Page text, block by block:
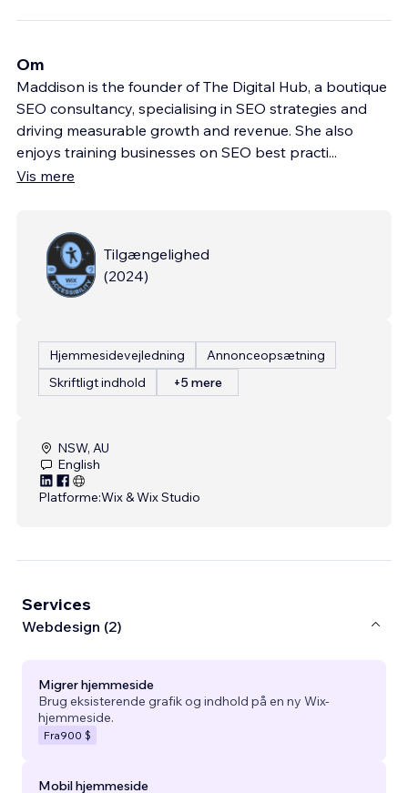
Om
Maddison is the founder of The Digital Hub, a boutique
SEO consultancy, specialising in SEO strategies and
driving measurable growth and revenue. She also
enjoys training businesses on SEO best practi...
Vis mere
Tilgængelighed
(2024)
Hjemmesidevejledning
Annonceopsætning
Skriftligt indhold
+5 mere
NSW, AU
English
Platforme:Wix & Wix Studio
Services
Webdesign (2)
Migrer hjemmeside
Brug eksisterende grafik og indhold på en ny Wix-
hjemmeside.
Fra900 $
Mobil hjemmeside